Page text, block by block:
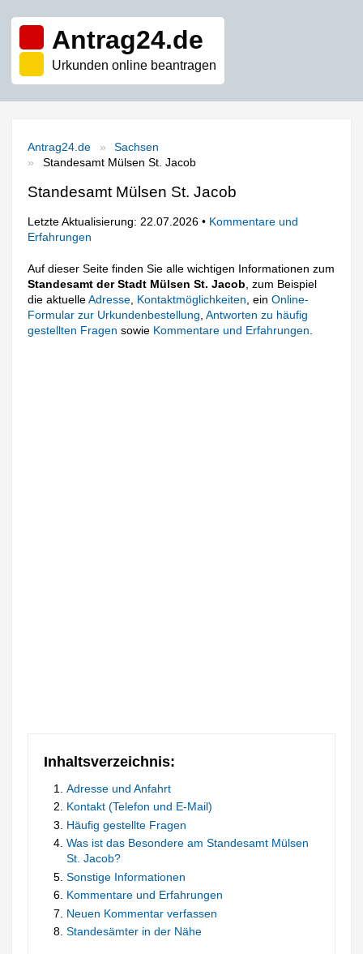
Antrag24.de
Urkunden online beantragen
Antrag24.de
Sachsen
Standesamt Mülsen St. Jacob
Standesamt Mülsen St. Jacob
Letzte Aktualisierung: 22.07.2026 • Kommentare und
Erfahrungen
Auf dieser Seite finden Sie alle wichtigen Informationen zum
Standesamt der Stadt Mülsen St. Jacob , zum Beispiel
die aktuelleAdresse Kontaktmöglichkeiten , einOnline-
Formular zur Urkundenbestellung ,Antworten zu häufig
gestellten Fragen sowie Kommentare und Erfahrungen
Inhaltsverzeichnis:
Adresse und Anfahrt
Kontakt (Telefon und E-Mail)
Häufig gestellte Fragen
Was ist das Besondere am Standesamt Mülsen
St. Jacob?
Sonstige Informationen
Kommentare und Erfahrungen
Neuen Kommentar verfassen
Standesämter in der Nähe